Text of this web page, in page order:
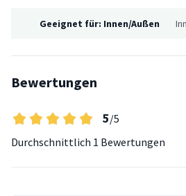
Geeignet für: Innen/Außen
Bewertungen
5/5
Durchschnittlich 1 Bewertungen